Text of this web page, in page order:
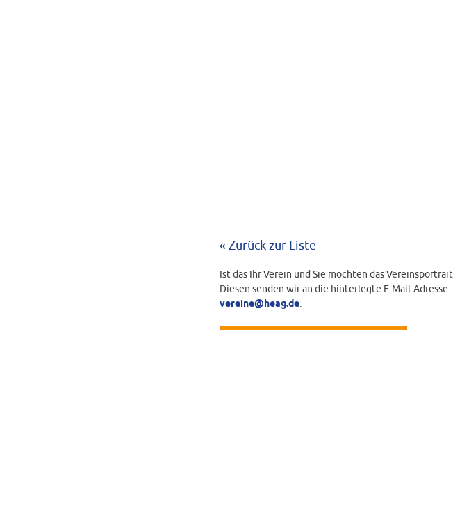
« Zurück zur Liste
Ist das Ihr Verein und Sie möchten das
Diesen senden wir an die hinterlegte E-Mail-Adresse.
vereine@heag.de.